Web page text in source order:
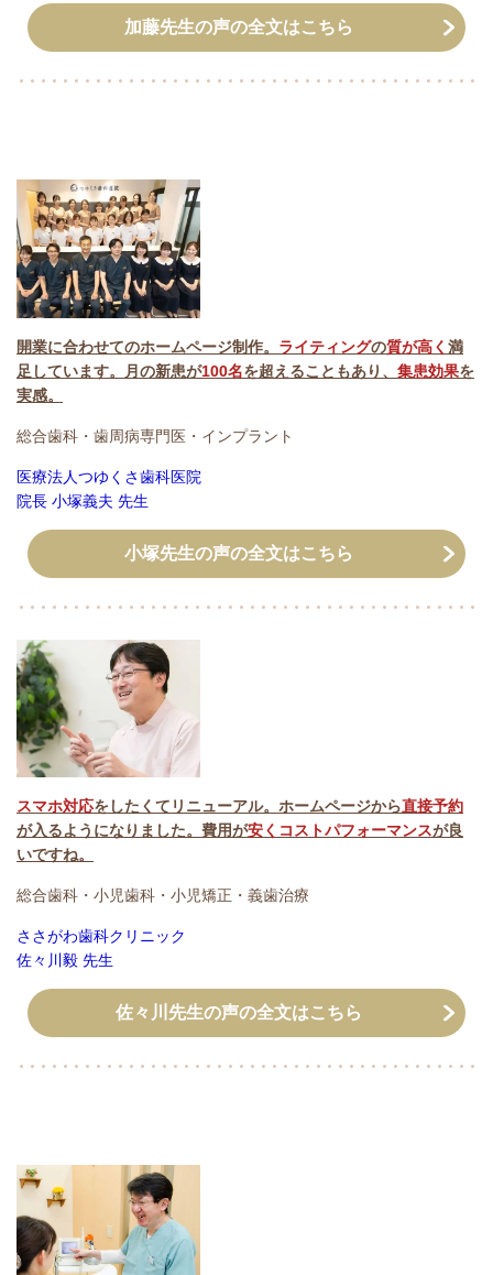
加藤先生の声の全文はこちら
開業に合わせてのホームページ制作。 ライティングの質が高く 満
足しています。月の新患が100名を超えることもあり、 集患効果を
実感。
総合歯科・歯周病専門医・インプラント
医療法人つゆくさ歯科医院
院長 小塚義夫 先生
小塚先生の声の全文はこちら
スマホ対応をしたくてリニューアル。ホームページから直接予約
が入るようになりました。費用が安くコストパフォーマンスが良
いですね。
総合歯科・小児歯科・小児矯正・義歯治療
ささがわ歯科クリニック
佐々川毅 先生
佐々川先生の声の全文はこちら